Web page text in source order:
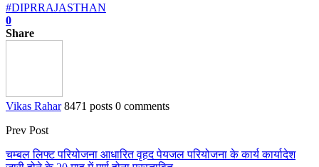
#DIPRRAJASTHAN
0
Share
Vikas Rahar 8471 posts 0 comments
Prev Post
चम्बल लिफ्ट परियोजना आधारित वृहद पेयजल परियोजना के कार्य कार्यादेश